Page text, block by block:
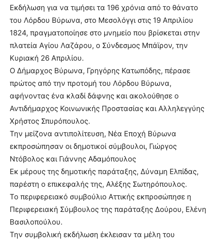
pain.
hd
porn
Εκδήλωση για να τιμήσει τα 196 χρόνια από το θάνατο
του Λόρδου Βύρωνα, στο Μεσολόγγι στις 19 Απριλίου
1824, πραγματοποίησε στο μνημείο που βρίσκεται στην
πλατεία Αγίου Λαζάρου, ο Σύνδεσμος Μπάϊρον, την
Κυριακή 26 Απριλίου.
Ο Δήμαρχος Βύρωνα, Γρηγόρης Κατωπόδης, πέρασε
πρώτος από την προτομή του Λόρδου Βύρωνα,
αφήνοντας ένα κλαδί δάφνης και ακολούθησε ο
Αντιδήμαρχος Κοινωνικής Προστασίας και Αλληλεγγύης
Χρήστος Σπυρόπουλος.
Την μείζονα αντιπολίτευση, Νέα Εποχή Βύρωνα
εκπροσώπησαν οι δημοτικοί σύμβουλοι, Γιώργος
Ντόβολος και Γιάννης Αδαμόπουλος
Εκ μέρους της δημοτικής παράταξης, Δύναμη Ελπίδας,
παρέστη ο επικεφαλής της, Αλέξης Σωτηρόπουλος.
Το περιφερειακό συμβούλιο Αττικής εκπροσώπησε η
Περιφερειακή Σύμβουλος της παράταξης Δούρου, Ελένη
Βασιλοπούλου.
Την συμβολική εκδήλωση έκλεισαν τα μέλη του